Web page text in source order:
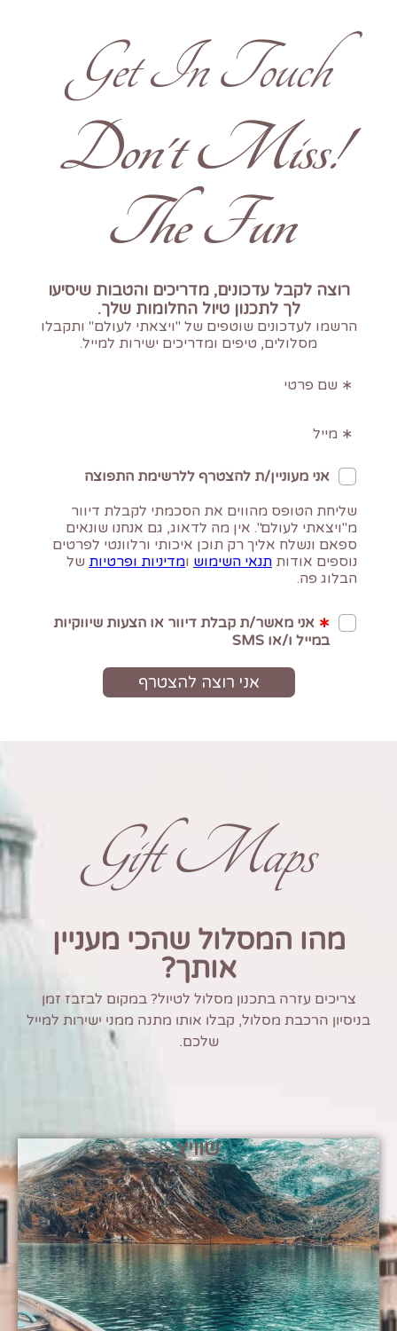
Get In Touch
!Don't Miss
The Fun
Gift Maps
מהו המסלול שהכי מעניין
אותך?
צריכים עזרה בתכנון מסלול לטיול? במקום לבזבז זמן
בניסיון הרכבת מסלול, קבלו אותו מתנה ממני ישירות למייל
שלכם.
שוויץ